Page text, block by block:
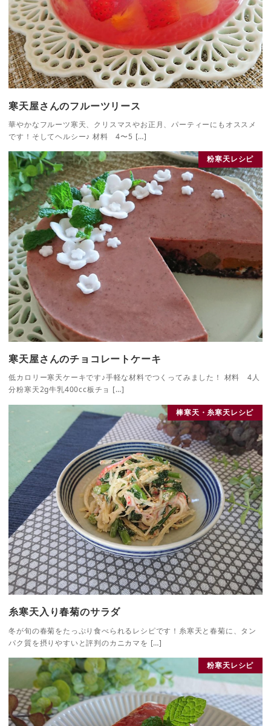
寒天屋さんのフルーツリース
華やかなフルーツ寒天、クリスマスやお正月、パーティーにもオススメ
です！そしてヘルシー♪ 材料 4〜5 […]
粉寒天レシピ
寒天屋さんのチョコレートケーキ
低カロリー寒天ケーキです♪手軽な材料でつくってみました！ 材料 4人
分粉寒天2g牛乳400cc板チョ […]
棒寒天・糸寒天レシピ
糸寒天入り春菊のサラダ
冬が旬の春菊をたっぷり食べられるレシピです！糸寒天と春菊に、タン
パク質を摂りやすいと評判のカニカマを […]
粉寒天レシピ